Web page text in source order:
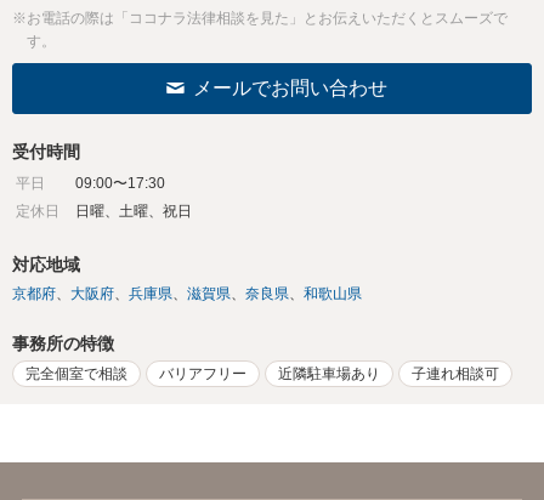
※お電話の際は「ココナラ法律相談を見た」とお伝えいただくとスムーズで
す。
メールでお問い合わせ
受付時間
平日
09:00〜17:30
定休日
日曜、土曜、祝日
対応地域
京都府 大阪府 兵庫県 滋賀県 奈良県 和歌山県
事務所の特徴
完全個室で相談 バリアフリー 近隣駐車場あり 子連れ相談可